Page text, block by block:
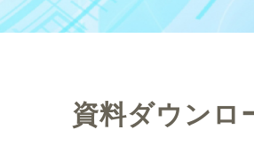
資料ダウンロ